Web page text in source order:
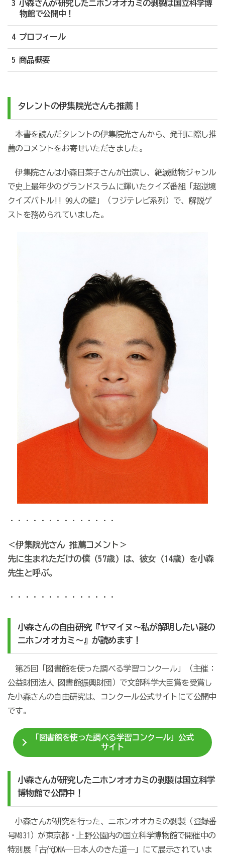
3 小森さんが研究したニホンオオカミの剥製は国立科学博
物館で公開中！
4 プロフィール
5 商品概要
タレントの伊集院光さんも推薦！
本書を読んだタレントの伊集院光さんから、発刊に際し推
薦のコメントをお寄せいただきました。
伊集院さんは小森日菜子さんが出演し、絶滅動物ジャンル
で史上最年少のグランドスラムに輝いたクイズ番組「超逆境
クイズバトル!! 99人の壁」（フジテレビ系列）で、解説ゲ
ストを務められていました。
・・・・・・・・・・・・・・
＜伊集院光さん 推薦コメント＞
先に生まれただけの僕（57歳）は、彼女（14歳）を小森
先生と呼ぶ。
・・・・・・・・・・・・・・
小森さんの自由研究『ヤマイヌ～私が解明したい謎の
ニホンオオカミ～』が読めます！
第25回「図書館を使った調べる学習コンクール」（主催：
公益財団法人 図書館振興財団）で文部科学大臣賞を受賞し
た小森さんの自由研究は、コンクール公式サイトにて公開中
です。
「図書館を使った調べる学習コンクール」公式
サイト
小森さんが研究したニホンオオカミの剥製は国立科学
博物館で公開中！
小森さんが研究を行った、ニホンオオカミの剥製（登録番
号M831）が東京都・上野公園内の国立科学博物館で開催中の
特別展「古代DNA―日本人のきた道―」にて展示されていま